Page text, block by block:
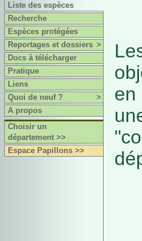
Liste des espèces
Recherche
Espèces protégées
Reportages et dossiers >
Docs à télécharger
Pratique
Liens
Quoi de neuf ?
>
A propos
Choisir un
département >>
Espace Papillons >>
en